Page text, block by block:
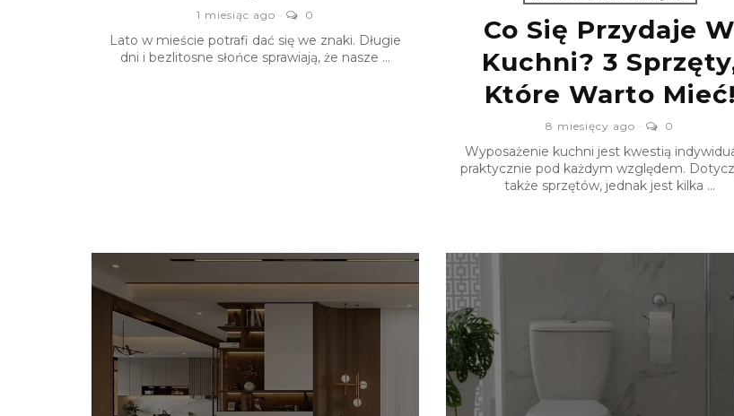
1 miesiąc ago 0
Lato w mieście potrafi dać się we znaki. Długie
dni i bezlitosne słońce sprawiają, że nasze ...
Co Się Przydaje W
Kuchni? 3
Które Warto Mieć!
8 miesięcy ago 0
Wyposażenie kuchni jest kwestią
praktycznie pod każdym względem.
także sprzętów, jednak jest kilka ...